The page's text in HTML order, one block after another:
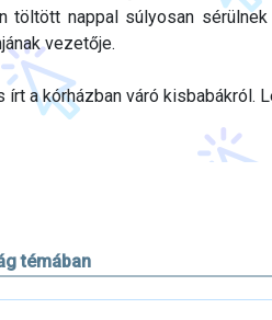
töltött nappal súlyosan
vezetője.
a kórházban váró kisbabákról.
témában